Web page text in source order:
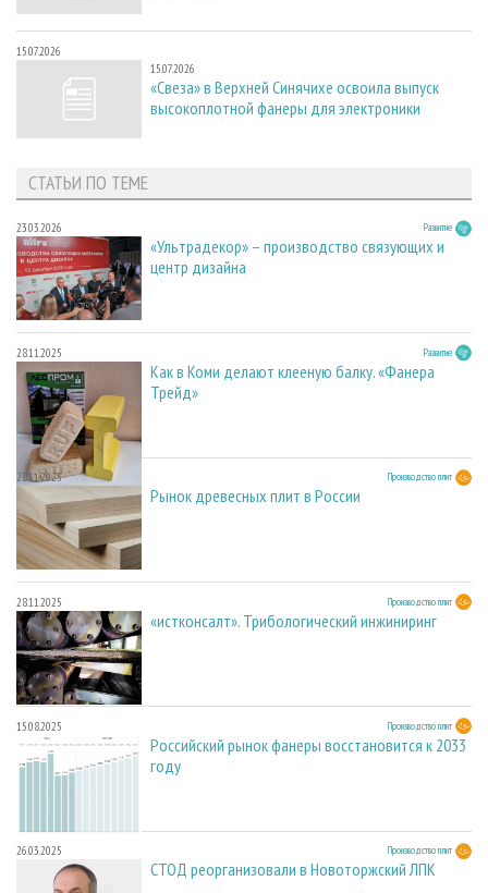
15.07.2026
15.07.2026
«Свеза» в Верхней Синячихе освоила выпуск
высокоплотной фанеры для электроники
СТАТЬИ ПО ТЕМЕ
23.03.2026 Развитие
«Ультрадекор» – производство связующих и
центр дизайна
28.11.2025 Развитие
Как в Коми делают клееную балку. «Фанера
Трейд»
28.11.2025 Производство плит
Рынок древесных плит в России
28.11.2025 Производство плит
«истконсалт». Трибологический инжиниринг
15.08.2025 Производство плит
Российский рынок фанеры восстановится к 2033
году
26.03.2025 Производство плит
СТОД реорганизовали в Новоторжский ЛПК